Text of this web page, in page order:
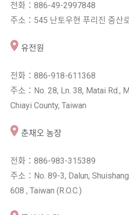
전화：886-49-2997848
주소：545 난토우현 푸리진 중산
유전원
전화：886-918-611368
주소：No. 28, Ln. 38, Matai Rd.,
Chiayi County, Taiwan
춘채오 농장
전화：886-983-315389
주소：No. 89-3, Dalun,
608 , Taiwan (R.O.C.)